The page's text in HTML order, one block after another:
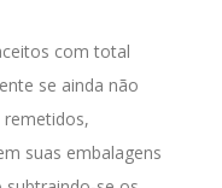
com total
se ainda não
remetidos,
suas embalagens